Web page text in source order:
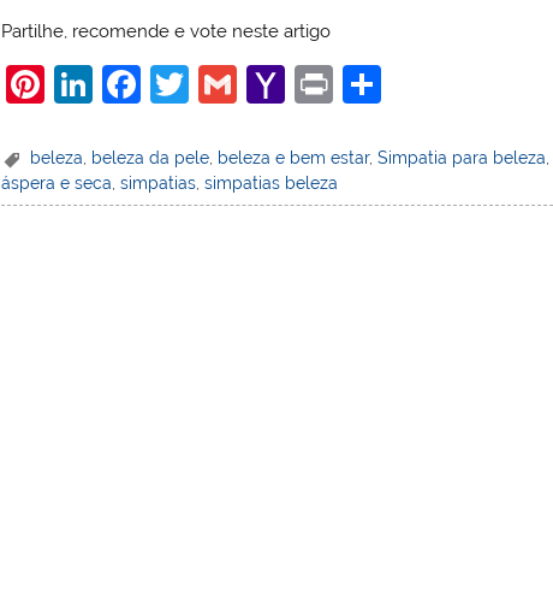
Partilhe, recomende e vote neste artigo
Pi
er
e
Li
k
e
F
c
e
T
itt
er
G
ai
l
Y
h
o
Pr
t
ar
e
beleza beleza da pele beleza e bem estar,Simpatia para beleza
áspera e seca,simpatias,simpatias beleza